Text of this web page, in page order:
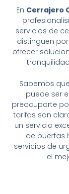
En Cerrajero
servicios de
distinguen
ofrecer
Sabemos
puede ser
preocuparte
tarifas son
un servicio
de puertas
servicios de
el